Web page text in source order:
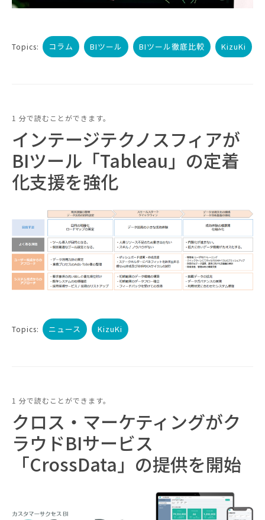
Topics: コラム BIツール BIツール徹底比較 KizuKi
1 分で読むことができます。
インテージテクノスフィアが
BIツール「Tableau」の定着
化支援を強化
Topics: ニュース KizuKi
1 分で読むことができます。
クロス・マーケティングがク
ラウドBIサービス
「CrossData」の提供を開始